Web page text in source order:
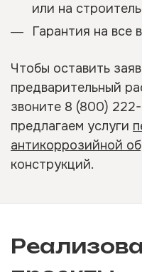
или на
Гарантия на все
Чтобы оставить
предварительный
звоните 8 (800)
предлагаем услуги
антикоррозийной
конструкций.